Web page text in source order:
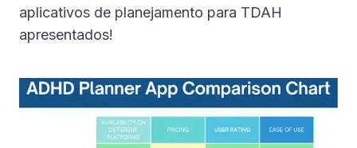
aplicativos de planejamento para TDAH
apresentados!